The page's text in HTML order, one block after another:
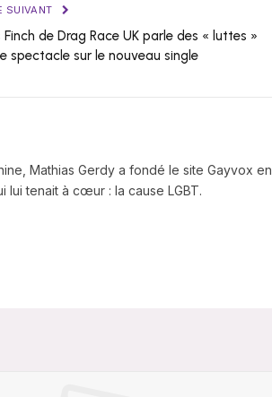
SUIVANT
Finch de Drag Race UK parle des « luttes »
spectacle sur le nouveau single
Mathias Gerdy a fondé le site Gayvox en
tenait à cœur : la cause LGBT.